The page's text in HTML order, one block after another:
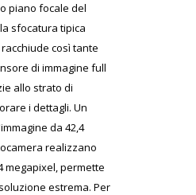
piano focale del
sfocatura tipica
così tante
di immagine full
allo strato di
i dettagli. Un
da 42,4
realizzano
megapixel, permette
estrema. Per